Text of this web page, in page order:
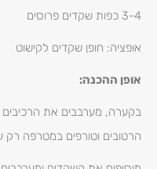
3-4 כפות שקדים פרוסים
אופציה: חופן שקדים לקישוט
אופן ההכנה:
בקערה, מערבבים את
הרטובים וטורפים במטרפה רק